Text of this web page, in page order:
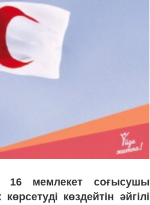
мемлекет соғысушы
көздейтін әйгілі